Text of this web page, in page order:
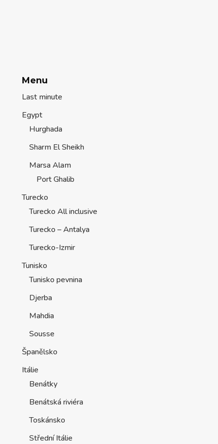
Menu
Last minute
Egypt
Hurghada
Sharm El Sheikh
Marsa Alam
Port Ghalib
Turecko
Turecko All inclusive
Turecko – Antalya
Turecko-Izmir
Tunisko
Tunisko pevnina
Djerba
Mahdia
Sousse
Španělsko
Itálie
Benátky
Benátská riviéra
Toskánsko
Střední Itálie